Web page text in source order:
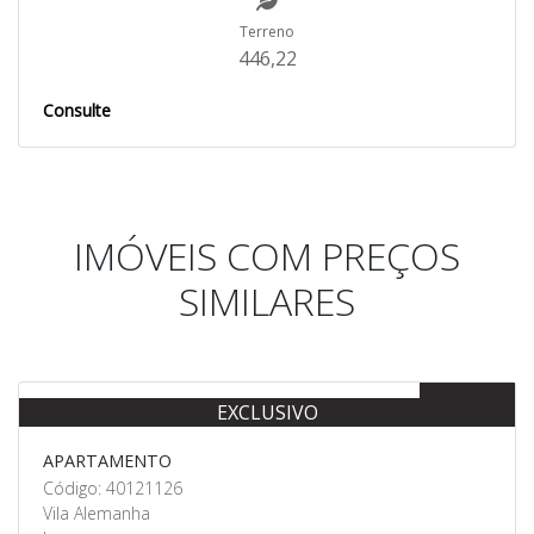
Terreno
446,22
Consulte
IMÓVEIS COM PREÇOS
SIMILARES
EXCLUSIVO
APARTAMENTO
Código: 40121126
Vila Alemanha